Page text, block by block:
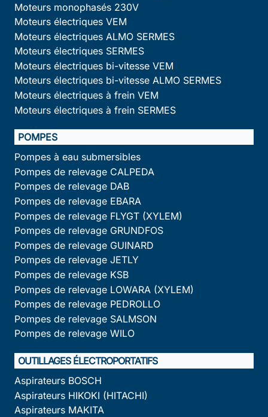
Moteurs monophasés 230V
Moteurs électriques VEM
Moteurs électriques ALMO SERMES
Moteurs électriques SERMES
Moteurs électriques bi-vitesse VEM
Moteurs électriques bi-vitesse ALMO SERMES
Moteurs électriques à frein VEM
Moteurs électriques à frein SERMES
POMPES
Pompes à eau submersibles
Pompes de relevage CALPEDA
Pompes de relevage DAB
Pompes de relevage EBARA
Pompes de relevage FLYGT (XYLEM)
Pompes de relevage GRUNDFOS
Pompes de relevage GUINARD
Pompes de relevage JETLY
Pompes de relevage KSB
Pompes de relevage LOWARA (XYLEM)
Pompes de relevage PEDROLLO
Pompes de relevage SALMSON
Pompes de relevage WILO
OUTILLAGES ÉLECTROPORTATIFS
Aspirateurs BOSCH
Aspirateurs HIKOKI (HITACHI)
Aspirateurs MAKITA